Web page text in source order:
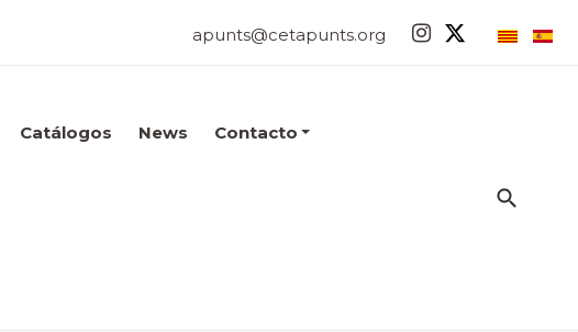
apunts@cetapunts.org
Catálogos News Contacto